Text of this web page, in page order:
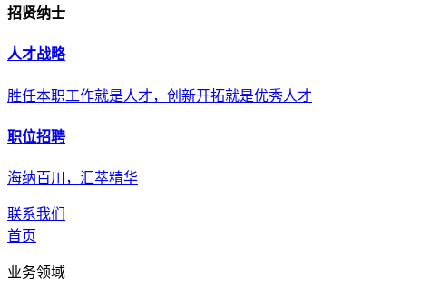
招贤纳士
人才战略
胜任本职工作就是人才，创新开拓就是优秀人才
职位招聘
海纳百川，汇萃精华
联系我们
首页
业务领域